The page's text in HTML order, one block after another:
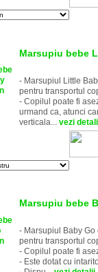
Marsupiu bebe
- Marsupiul Little
pentru transportul
- Copilul poate fi
urmand ca, atunci
verticala... vezi
Marsupiu bebe
- Marsupiul Baby
pentru transportul
- Copilul poate fi
- Este dotat cu